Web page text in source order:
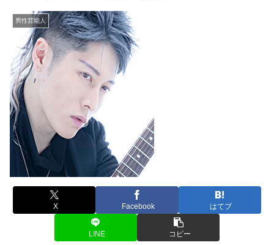
男性芸能人
X Facebook はてブ
LINE コピー